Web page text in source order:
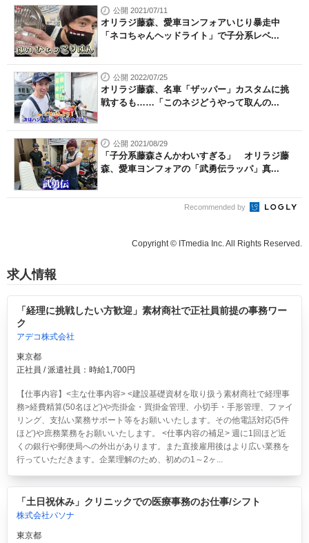
公開 2021/07/11
オリラジ藤森、愛車ヨンフォアいじり暴走中
「ネコちゃんヘッドライト」で子分系レベ...
公開 2022/07/25
オリラジ藤森、名車「ザッパー」カスタムに挑
戦するも……「このネジどうやって取んの...
公開 2021/08/29
「子分系藤森さんかわいすぎる」 オリラジ藤
森、愛車ヨンフォアの「武勇伝ラッパ」真...
Recommended by
Copyright © ITmedia Inc. All Rights Reserved.
求人情報
「経理に挑戦したい方歓迎」素材商社で正社員前提の事務ワー
ク
アデコ株式会社
東京都
正社員 / 派遣社員：時給1,700円
【仕事内容】<主な仕事内容> <建設基礎資材を取り扱う素材商社で経理事
務>経費精算(50名ほど)や売掛金・買掛金管理、小切手・手形管理、ファイ
リング、支払い業務サポート等をお願いいたします。その他電話対応(5件
ほど)や庶務業務をお願いいたします。 <仕事内容の補足> 週に1回ほど近
くの銀行や郵便局への外出があります。また直接雇用後はより広い業務を
行っていただきます。企業理解のため、初めの1～2ヶ...
「土日祝休み」クリニックでの医療事務のお仕事/シフト
株式会社パソナ
東京都